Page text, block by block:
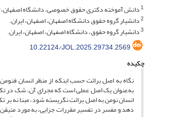
1دانش آموخته دکتری حقوق خصوصی، دانشگاه اصفهان،
2دانشیار گروه حقوق دانشگاه اصفهان، اصفهان، ایران.
3دانشیار گروه حقوق، دانشگاه اصفهان، اصفهان، ایران.
10.22124/JOL.2025.29734.2569
چکیده
نگاه به اصل برائت حسب اینکه از منظر انسان
به‌عنوان یک اصل عملی است که مجرای آن، شک در
انسان نومن به اصل برائت نگریسته شود، مبنا نه بر
دهد و مفسر در تفسیر مقررات جزایی، به مورد متیقن